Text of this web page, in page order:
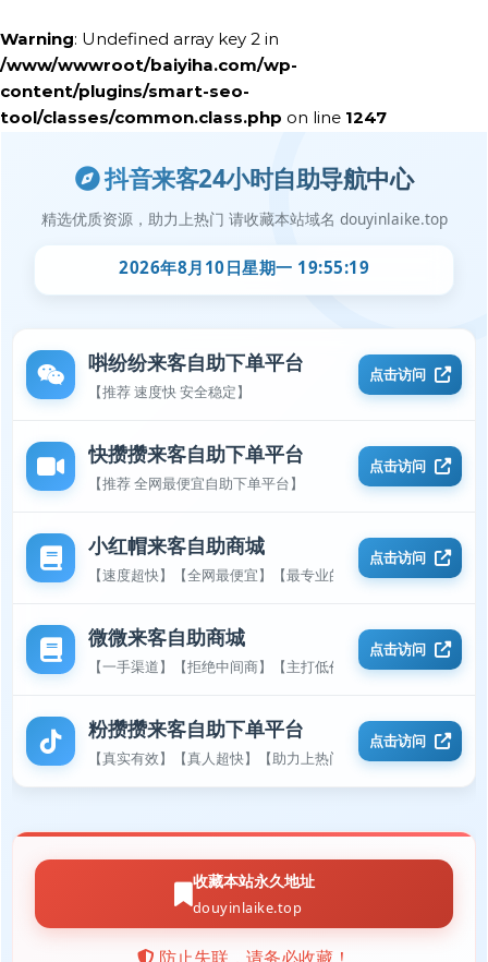
Warning: Undefined array key 2 in
/www/wwwroot/baiyiha.com/wp-
content/plugins/smart-seo-
tool/classes/common.class.php on line 1247